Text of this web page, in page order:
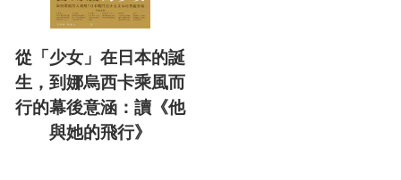
從「少女」在日本的誕
生，到娜烏西卡乘風而
行的幕後意涵：讀《他
與她的飛行》